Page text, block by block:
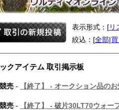
表示形式：[リ
絞込：[全部|買
クアイテム 取引掲示板
競売 - 【終了】 - オークション品の
競売 - 【終了】 - 破片30LT70ウォー